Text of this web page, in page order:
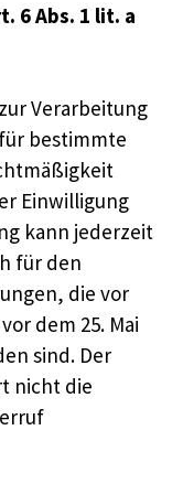
6 Abs. 1 lit. a
Verarbeitung
bestimmte
Einwilligung
kann jederzeit
für den
die vor
dem 25. Mai
sind. Der
nicht die